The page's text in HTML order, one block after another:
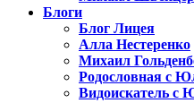
Блоги
Блог Лицея
Алла Нестеренко
Михаил
Родословная с
Видоискатель